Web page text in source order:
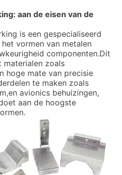
aan de eisen van de
is een gespecialiseerd
vormen van metalen
componenten.Dit
materialen zoals
hoge mate van precisie
te maken zoals
avionics behuizingen,
aan de hoogste